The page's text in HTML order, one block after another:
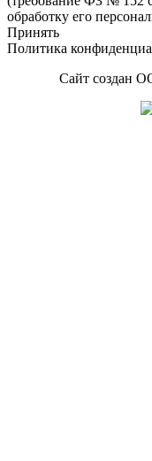
обработку его
Принять
Политика
Сайт создан